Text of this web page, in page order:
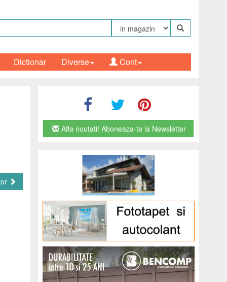
Dictionar Cont
Diverse
Afla noutati! Aboneaza-te la Newsletter